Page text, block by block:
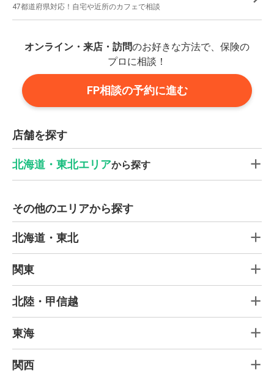
47都道府県対応！自宅や近所のカフェで相談
オンライン・来店・訪問のお好きな方法で、保険の
プロに相談！
FP相談の予約に進む
店舗を探す
北海道・東北エリアから探す
その他のエリアから探す
北海道・東北
関東
北陸・甲信越
東海
関西